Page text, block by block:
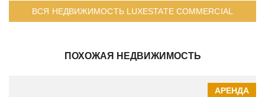
ВСЯ НЕДВИЖИМОСТЬ LUXESTATE COMMERCIAL
ПОХОЖАЯ НЕДВИЖИМОСТЬ
АРЕНДА